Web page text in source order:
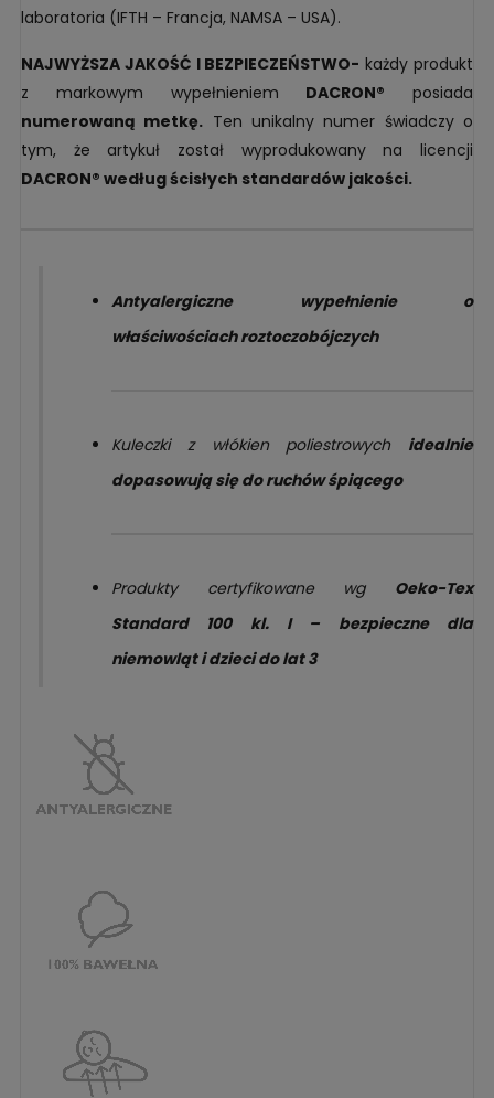
laboratoria (IFTH – Francja, NAMSA – USA).
NAJWYŻSZA JAKOŚĆ I BEZPIECZEŃSTWO- każdy produkt
z markowym wypełnieniem DACRON® posiada
numerowaną metkę. Ten unikalny numer świadczy o
tym, że artykuł został wyprodukowany na licencji
DACRON® według ścisłych standardów jakości.
Antyalergiczne wypełnienie o
właściwościach roztoczobójczych
Kuleczki z włókien poliestrowych idealnie
dopasowują się do ruchów śpiącego
Produkty certyfikowane wg Oeko-Tex
Standard 100 kl. I – bezpieczne dla
niemowląt i dzieci do lat 3